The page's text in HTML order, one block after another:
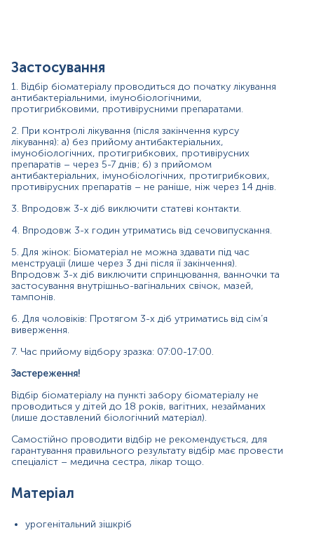
*Одиниці вимірювання, референтні значення та діапазон
вимірювань можуть змінюватися у відповідності до зміни
Відбір біоматеріалу проводиться до початку або через 14 днів
після закінчення курсу лікування антибактеріальними,
імунобіологічними, протигрибковими, противірусними
препаратами.
За 3 доби перед здачею аналізу виключити статеві контакти.
За 3 год утриматись від сечовипускання.
Для чоловіків додатково:
виключити ванночки, застосування мазей.
Для жінок додатково:
Біоматеріал не можна здавати під час
менструації (лише через 3 дні після її закінчення).
Протягом 3-х діб перед забором біоматеріалу виключити:
спринцювання, ванночки, застосування внутрішньо-вагінальних
свічок, мазей, тампонів, мануальне обстеження гінекологом,
трансвагінальне УЗД. Необхідно вказати адміністратору при
реєстрації ПДОМ, щоб врахувати циклічність гормональних
коливань.
Застереження!Відбір біоматеріалу на пункті забору
незайманих (лише доставлений біологічний матеріал).
рекомендовано провести відбір біологічного матеріалу через 15-
Застосування
1. Відбір біоматеріалу проводиться до початку лікування
антибактеріальними, імунобіологічними,
протигрибковими, противірусними препаратами.
2. При контролі лікування (після закінчення курсу
лікування): а) без прийому антибактеріальних,
імунобіологічних, протигрибкових, противірусних
препаратів – через 5-7 днів; б) з прийомом
антибактеріальних, імунобіологічних, протигрибкових,
противірусних препаратів – не раніше, ніж через 14 днів.
3. Впродовж 3-х діб виключити статеві контакти.
4. Впродовж 3-х годин утриматись від сечовипускання.
5. Для жінок: Біоматеріал не можна здавати під час
менструації (лише через 3 дні після її закінчення).
Впродовж 3-х діб виключити спринцювання, ванночки та
застосування внутрішньо-вагінальних свічок, мазей,
тампонів.
6. Для чоловіків: Протягом 3-х діб утриматись від сім’я
виверження.
7. Час прийому відбору зразка: 07:00-17:00.
Застереження!
Відбір біоматеріалу на пункті забору біоматеріалу не
проводиться у дітей до 18 років, вагітних, незайманих
(лише доставлений біологічний матеріал).
Самостійно проводити відбір не рекомендується, для
гарантування правильного результату відбір має провести
спеціаліст – медична сестра, лікар тощо.
Матеріал
урогенітальний зішкріб